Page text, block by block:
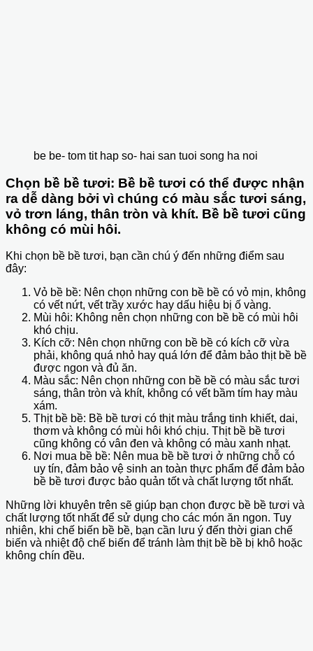
be be- tom tit hap so- hai san tuoi song ha noi
Chọn bề bề tươi: Bề bề tươi có thể được nhận
ra dễ dàng bởi vì chúng có màu sắc tươi sáng,
vỏ trơn láng, thân tròn và khít. Bề bề tươi cũng
không có mùi hôi.
Khi chọn bề bề tươi, bạn cần chú ý đến những điểm sau
đây:
Vỏ bề bề: Nên chọn những con bề bề có vỏ mịn, không
có vết nứt, vết trầy xước hay dấu hiệu bị ố vàng.
Mùi hôi: Không nên chọn những con bề bề có mùi hôi
khó chịu.
Kích cỡ: Nên chọn những con bề bề có kích cỡ vừa
phải, không quá nhỏ hay quá lớn để đảm bảo thịt bề bề
được ngon và đủ ăn.
Màu sắc: Nên chọn những con bề bề có màu sắc tươi
sáng, thân tròn và khít, không có vết bầm tím hay màu
xám.
Thịt bề bề: Bề bề tươi có thịt màu trắng tinh khiết, dai,
thơm và không có mùi hôi khó chịu. Thịt bề bề tươi
cũng không có vân đen và không có màu xanh nhạt.
Nơi mua bề bề: Nên mua bề bề tươi ở những chỗ có
uy tín, đảm bảo vệ sinh an toàn thực phẩm để đảm bảo
bề bề tươi được bảo quản tốt và chất lượng tốt nhất.
Những lời khuyên trên sẽ giúp bạn chọn được bề bề tươi và
chất lượng tốt nhất để sử dụng cho các món ăn ngon. Tuy
nhiên, khi chế biến bề bề, bạn cần lưu ý đến thời gian chế
biến và nhiệt độ chế biến để tránh làm thịt bề bề bị khô hoặc
không chín đều.